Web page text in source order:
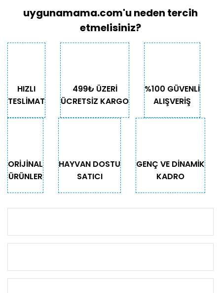
uygunamama.com'u neden tercih
etmelisiniz?
HIZLI
TESLİMAT
499₺ ÜZERİ
ÜCRETSİZ KARGO
%100 GÜVENLİ
ALIŞVERİŞ
ORİJİNAL
ÜRÜNLER
HAYVAN DOSTU
SATICI
GENÇ VE DİNAMİK
KADRO